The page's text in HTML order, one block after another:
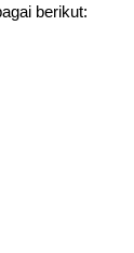
berikut: